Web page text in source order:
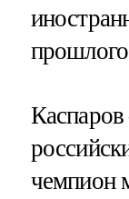
прошлого
Каспаров
чемпион